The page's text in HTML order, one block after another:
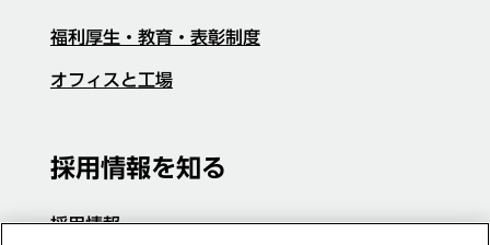
福利厚生・教育・表彰制度
オフィスと工場
採用情報を知る
採用情報